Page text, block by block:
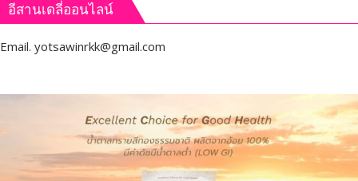
อีสานเดลี่ออนไลน์
Email. yotsawinrkk@gmail.com